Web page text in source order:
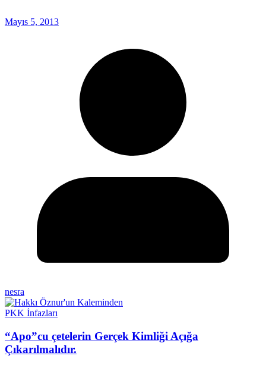
Mayıs 5, 2013
nesra
PKK İnfazları
“Apo”cu çetelerin Gerçek Kimliği Açığa
Çıkarılmalıdır.